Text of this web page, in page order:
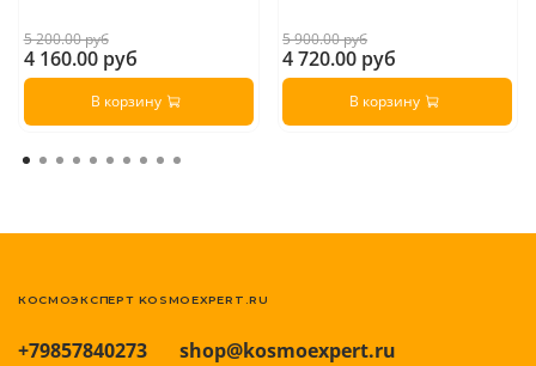
5 200.00 руб
4 160.00 руб
В корзину
5 900.00 руб
4 720.00 руб
В корзину
+79857840273 shop@kosmoexpert.ru
КОСМОЭКСПЕРТ KOSMOEXPERT.RU